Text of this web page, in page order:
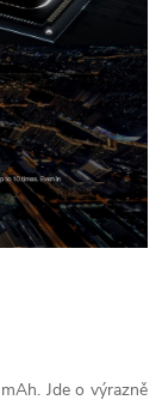
Jde o výrazně